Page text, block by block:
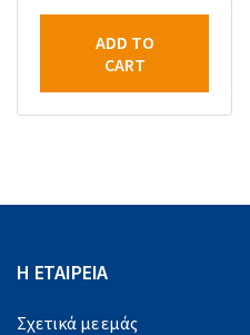
ADD TO
CART
Η ΕΤΑΙΡΕΙΑ
Σχετικά με εμάς